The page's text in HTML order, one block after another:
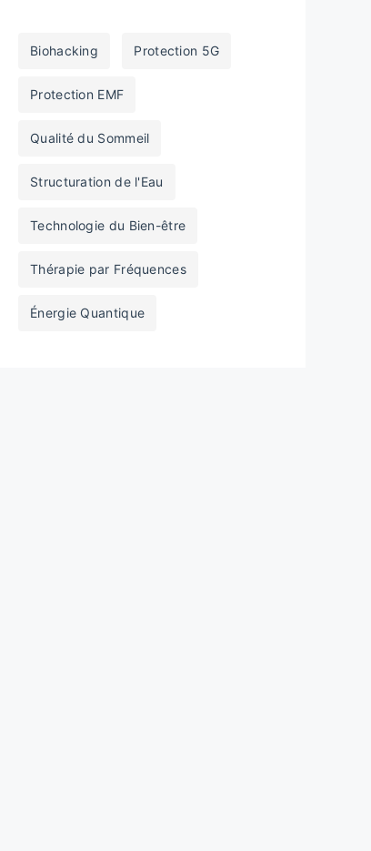
Biohacking Protection 5G
Protection EMF
Qualité du Sommeil
Structuration de l'Eau
Technologie du Bien-être
Thérapie par Fréquences
Énergie Quantique